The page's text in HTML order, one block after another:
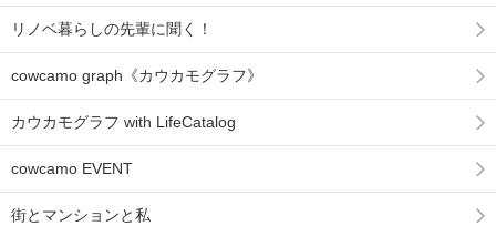
リノベ暮らしの先輩に聞く！
cowcamo graph《カウカモグラフ》
カウカモグラフ with LifeCatalog
cowcamo EVENT
街とマンションと私